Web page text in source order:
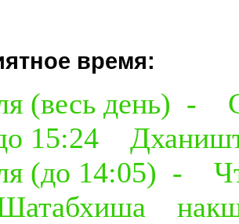
время:
(весь
15:24
(до 14:05)